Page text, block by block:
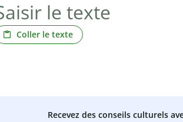
Coller le texte
Recevez des conseils culturels